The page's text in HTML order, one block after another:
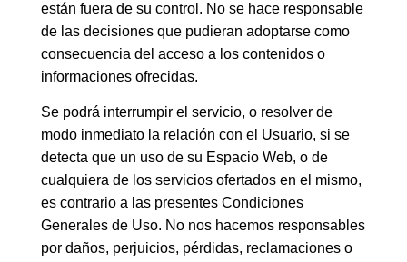
están fuera de su control. No se hace responsable
de las decisiones que pudieran adoptarse como
consecuencia del acceso a los contenidos o
informaciones ofrecidas.
Se podrá interrumpir el servicio, o resolver de
modo inmediato la relación con el Usuario, si se
detecta que un uso de su Espacio Web, o de
cualquiera de los servicios ofertados en el mismo,
es contrario a las presentes Condiciones
Generales de Uso. No nos hacemos responsables
por daños, perjuicios, pérdidas, reclamaciones o